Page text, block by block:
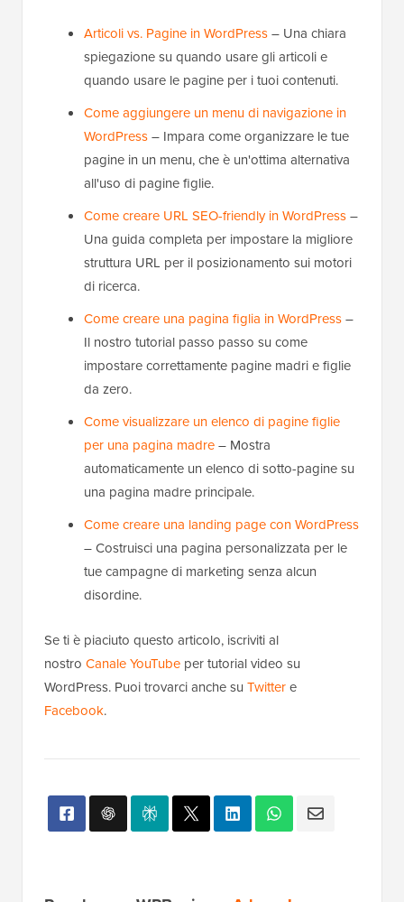
Articoli vs. Pagine in WordPress– Una chiara
spiegazione su quando usare gli articoli e
quando usare le pagine per i tuoi contenuti.
Come aggiungere un menu di navigazione in
WordPress– Impara come organizzare le tue
pagine in un menu, che è un'ottima alternativa
all'uso di pagine figlie.
Come creare URL SEO-friendly in WordPress–
Una guida completa per impostare la migliore
struttura URL per il posizionamento sui motori
di ricerca.
Come creare una pagina figlia in WordPress–
Il nostro tutorial passo passo su come
impostare correttamente pagine madri e figlie
da zero.
Come visualizzare un elenco di pagine figlie
per una pagina madre– Mostra
automaticamente un elenco di sotto-pagine su
una pagina madre principale.
Come creare una landing page con WordPress
– Costruisci una pagina personalizzata per le
tue campagne di marketing senza alcun
disordine.
Se ti è piaciuto questo articolo, iscriviti al
nostro Canale YouTube per tutorial video su
WordPress. Puoi trovarci anche su Twittere
Facebook.